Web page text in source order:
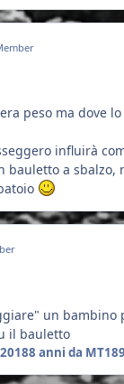
peso ma dove
influirà
bauletto a sbalzo,
un bambino
il bauletto
8 anni da